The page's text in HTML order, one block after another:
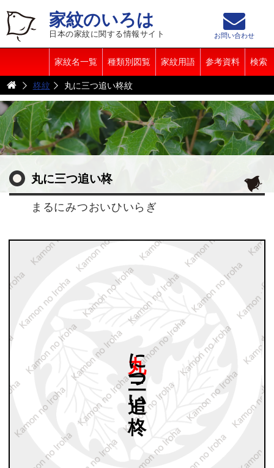
家紋のいろは
日本の家紋に関する情報サイト
家紋名一覧 種類別図覧 家紋用語 参考資料 検索
お問い合わせ
柊紋 丸に三つ追い柊紋
丸に三つ追い柊
まるにみつおいひいらぎ
柊